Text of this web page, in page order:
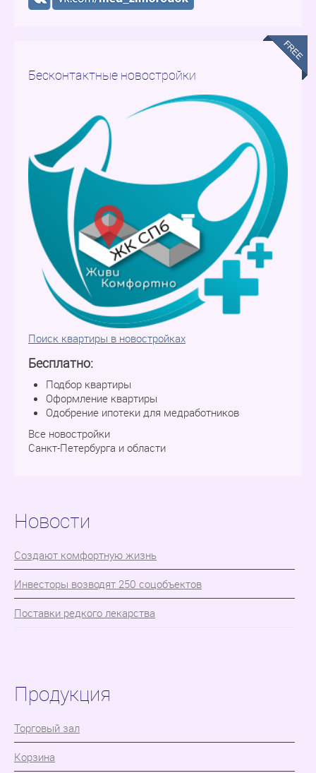
Бесконтактные новостройки
Поиск квартиры в новостройках
Бесплатно:
Подбор квартиры
Оформление квартиры
Одобрение ипотеки для медработников
Все новостройки
Санкт-Петербурга и области
Новости
Cоздают комфортную жизнь
Инвесторы возводят 250 соцобъектов
Поставки редкого лекарства
Продукция
Торговый зал
Корзина